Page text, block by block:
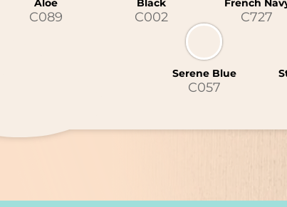
Aloe
C089
Black
C002
French
C727
Serene Blue
C057